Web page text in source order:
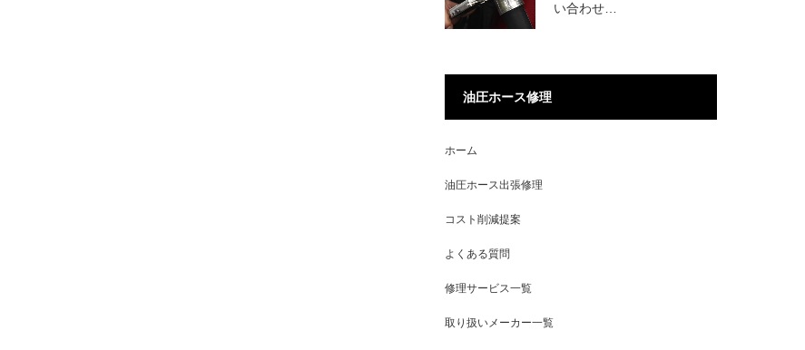
い合わせ…
油圧ホース修理
ホーム
油圧ホース出張修理
コスト削減提案
よくある質問
修理サービス一覧
取り扱いメーカー一覧